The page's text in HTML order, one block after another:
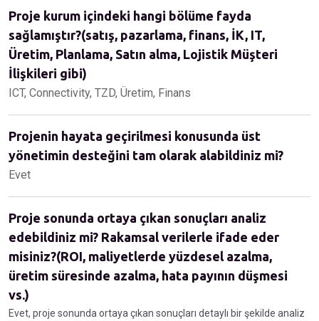
Proje kurum içindeki hangi bölüme fayda
sağlamıştır?(satış, pazarlama, finans, İK, IT,
Üretim, Planlama, Satın alma, Lojistik Müşteri
İlişkileri gibi)
ICT, Connectivity, TZD, Üretim, Finans
Projenin hayata geçirilmesi konusunda üst
yönetimin desteğini tam olarak alabildiniz mi?
Evet
Proje sonunda ortaya çıkan sonuçları analiz
edebildiniz mi? Rakamsal verilerle ifade eder
misiniz?(ROI, maliyetlerde yüzdesel azalma,
üretim süresinde azalma, hata payının düşmesi
vs.)
Evet, proje sonunda ortaya çıkan sonuçları detaylı bir şekilde analiz